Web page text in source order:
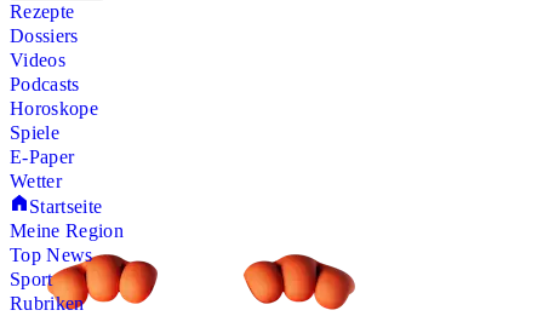
Rezepte
Dossiers
Videos
Podcasts
Horoskope
Spiele
E-Paper
Wetter
Startseite
Meine Region
Top News
Sport
Rubriken